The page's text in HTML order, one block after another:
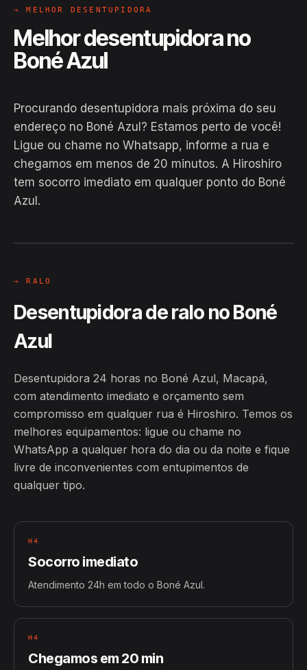
→ MELHOR DESENTUPIDORA
Melhor desentupidora no
Boné Azul
Procurando desentupidora mais próxima do seu
endereço no Boné Azul? Estamos perto de você!
Ligue ou chame no Whatsapp, informe a rua e
chegamos em menos de 20 minutos. A Hiroshiro
tem socorro imediato em qualquer ponto do Boné
Azul.EM CAMPO
→ RALO
Desentupidora de ralo no Boné
Azul
Desentupidora 24 horas no Boné Azul, Macapá,
com atendimento imediato e orçamento sem
compromisso em qualquer rua é Hiroshiro. Temos os
melhores equipamentos: ligue ou chame no
WhatsApp a qualquer hora do dia ou da noite e fique
livre de inconvenientes com entupimentos de
qualquer tipo.
H4
Socorro imediato
Atendimento 24h em todo o Boné Azul.
H4
Chegamos em 20 min